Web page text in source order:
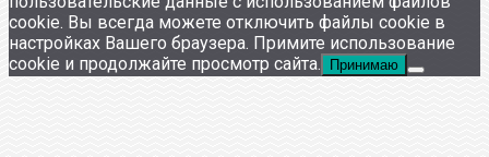
cookie. Вы всегда можете отключить файлы cookie в
настройках Вашего браузера. Примите использование
cookie и продолжайте просмотр сайта.
Принимаю